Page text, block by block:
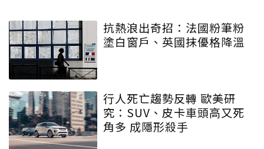
抗熱浪出奇招：法國粉筆粉
塗白窗戶、英國抹優格降溫
行人死亡趨勢反轉 歐美研
究：SUV、皮卡車頭高又死
角多 成隱形殺手